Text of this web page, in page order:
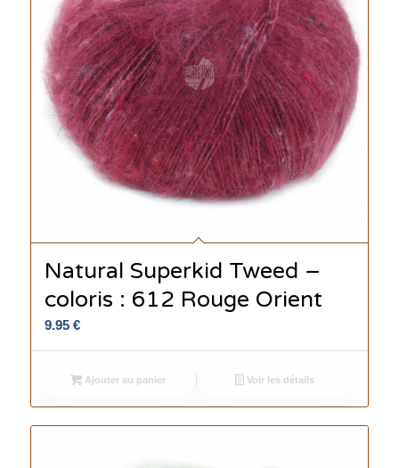
Natural Superkid Tweed –
coloris : 612 Rouge Orient
9.95 €
Ajouter au panier Voir les détails